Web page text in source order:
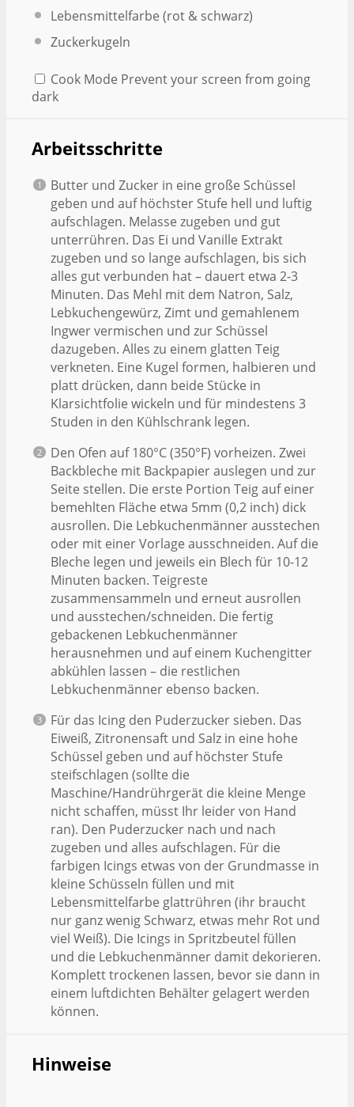
Lebensmittelfarbe (rot & schwarz)
Zuckerkugeln
Cook Mode Prevent your screen from going
dark
Arbeitsschritte
Butter und Zucker in eine große Schüssel
geben und auf höchster Stufe hell und luftig
aufschlagen. Melasse zugeben und gut
unterrühren. Das Ei und Vanille Extrakt
zugeben und so lange aufschlagen, bis sich
alles gut verbunden hat – dauert etwa 2-3
Minuten. Das Mehl mit dem Natron, Salz,
Lebkuchengewürz, Zimt und gemahlenem
Ingwer vermischen und zur Schüssel
dazugeben. Alles zu einem glatten Teig
verkneten. Eine Kugel formen, halbieren und
platt drücken, dann beide Stücke in
Klarsichtfolie wickeln und für mindestens 3
Studen in den Kühlschrank legen.
Den Ofen auf 180°C (350°F) vorheizen. Zwei
Backbleche mit Backpapier auslegen und zur
Seite stellen. Die erste Portion Teig auf einer
bemehlten Fläche etwa 5mm (0,2 inch) dick
ausrollen. Die Lebkuchenmänner ausstechen
oder mit einer Vorlage ausschneiden. Auf die
Bleche legen und jeweils ein Blech für 10-12
Minuten backen. Teigreste
zusammensammeln und erneut ausrollen
und ausstechen/schneiden. Die fertig
gebackenen Lebkuchenmänner
herausnehmen und auf einem Kuchengitter
abkühlen lassen – die restlichen
Lebkuchenmänner ebenso backen.
Für das Icing den Puderzucker sieben. Das
Eiweiß, Zitronensaft und Salz in eine hohe
Schüssel geben und auf höchster Stufe
steifschlagen (sollte die
Maschine/Handrührgerät die kleine Menge
nicht schaffen, müsst Ihr leider von Hand
ran). Den Puderzucker nach und nach
zugeben und alles aufschlagen. Für die
farbigen Icings etwas von der Grundmasse in
kleine Schüsseln füllen und mit
Lebensmittelfarbe glattrühren (ihr braucht
nur ganz wenig Schwarz, etwas mehr Rot und
viel Weiß). Die Icings in Spritzbeutel füllen
und die Lebkuchenmänner damit dekorieren.
Komplett trockenen lassen, bevor sie dann in
einem luftdichten Behälter gelagert werden
können.
Hinweise